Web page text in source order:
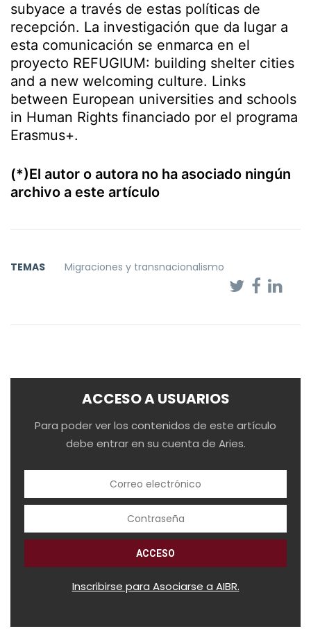
subyace a través de estas políticas de
recepción. La investigación que da lugar a
esta comunicación se enmarca en el
proyecto REFUGIUM: building shelter cities
and a new welcoming culture. Links
between European universities and schools
in Human Rights financiado por el programa
Erasmus+.
(*)El autor o autora no ha asociado ningún
archivo a este artículo
TEMAS Migraciones y transnacionalismo
ACCESO A USUARIOS
Para poder ver los contenidos de este artículo
debe entrar en su cuenta de Aries.
Inscribirse para Asociarse a AIBR.